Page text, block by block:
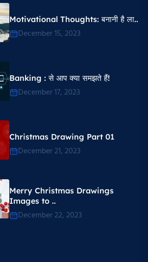
Motivational Thoughts​: बनानी है ला..
December 15, 2023
Banking : से आप क्या समझते हैं!
December 17, 2023
Christmas Drawing Part 01
December 21, 2023
Merry Christmas Drawings
Images to ..
December 22, 2023